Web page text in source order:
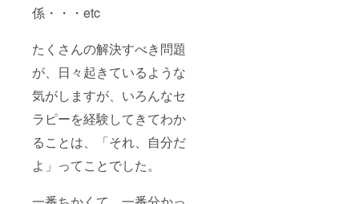
係・・・etc
たくさんの解決すべき問題
が、日々起きているような
気がしますが、いろんなセ
ラピーを経験してきてわか
ることは、「それ、自分だ
よ」ってことでした。